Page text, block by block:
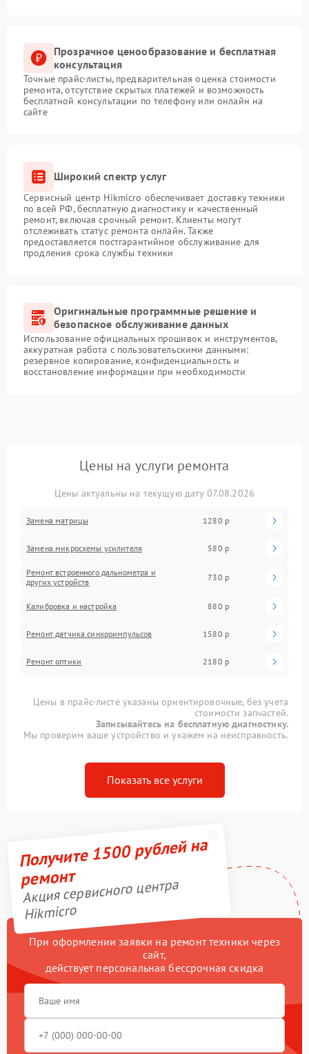
Прозрачное ценообразование и бесплатная
консультация
Точные прайс-листы, предварительная оценка стоимости
ремонта, отсутствие скрытых платежей и возможность
бесплатной консультации по телефону или онлайн на
сайте
Широкий спектр услуг
Сервисный центр Hikmicro обеспечивает доставку техники
по всей РФ, бесплатную диагностику и качественный
ремонт, включая срочный ремонт. Клиенты могут
отслеживать статус ремонта онлайн. Также
предоставляется постгарантийное обслуживание для
продления срока службы техники
Оригинальные программные решение и
безопасное обслуживание данных
Использование официальных прошивок и инструментов,
аккуратная работа с пользовательскими данными:
резервное копирование, конфиденциальность и
восстановление информации при необходимости
Цены на услуги ремонта
Цены актуальны на текущую дату 07.08.2026
Замена матрицы 1280 р
Замена микросхемы усилителя 580 р
Ремонт встроенного дальнометра и
других устройств
730 р
Калибровка и настройка 880 р
Ремонт датчика синхроимпульсов 1580 р
Ремонт оптики 2180 р
Цены в прайс-листе указаны ориентировочные, без учета
стоимости запчастей.
Записывайтесь на бесплатную диагностику.
Мы проверим ваше устройство и укажем на неисправность.
Показать все услуги
Получите 1500 рублей на
ремонт
Акция сервисного центра
Hikmicro
При оформлении заявки на ремонт техники через
сайт,
действует персональная бессрочная скидка